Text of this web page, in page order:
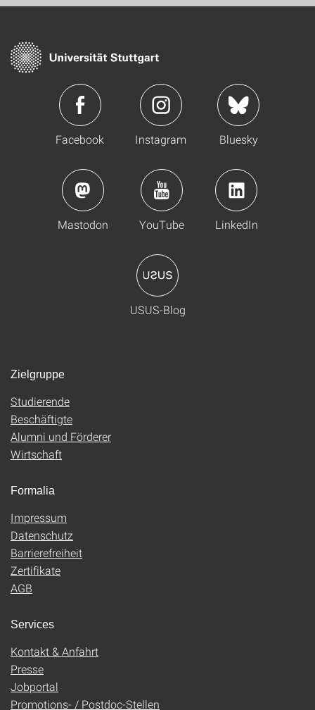
Facebook Instagram Bluesky
Mastodon YouTube LinkedIn
USUS-Blog
Zielgruppe
Studierende
Beschäftigte
Alumni und Förderer
Wirtschaft
Formalia
Impressum
Datenschutz
Barrierefreiheit
Zertifikate
AGB
Services
Kontakt & Anfahrt
Presse
Jobportal
Promotions- / Postdoc-Stellen